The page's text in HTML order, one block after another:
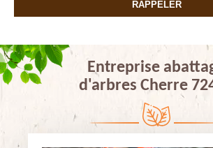
Entreprise
d'arbres Cherre